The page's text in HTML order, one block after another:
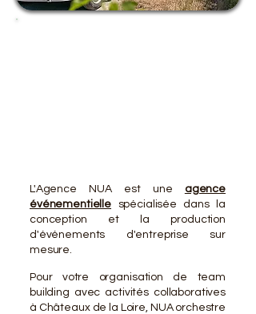
L'Agence NUA est une agence
événementielle
spécialisée dans la
conception et la production
d'événements d'entreprise sur
mesure.
Pour votre organisation de team
building avec activités collaboratives
à Châteaux de la Loire, NUA orchestre